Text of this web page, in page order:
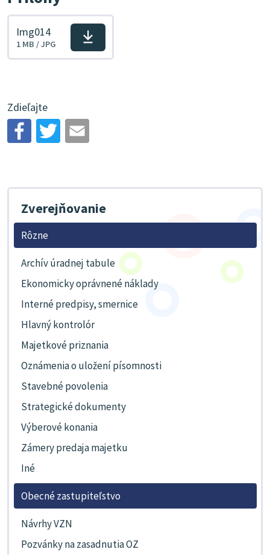
Stiahnuť
Img014
1 MB / JPG
Zdieľajte
Zverejňovanie
Rôzne
Archív úradnej tabule
Ekonomicky oprávnené náklady
Interné predpisy, smernice
Hlavný kontrolór
Majetkové priznania
Oznámenia o uložení písomnosti
Stavebné povolenia
Strategické dokumenty
Výberové konania
Zámery predaja majetku
Iné
Obecné zastupiteľstvo
Návrhy VZN
Pozvánky na zasadnutia OZ